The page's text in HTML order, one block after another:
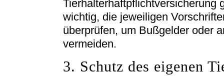
Tierhalterhaftpflichtversicherung
wichtig, die jeweiligen
überprüfen, um Bußgelder oder
vermeiden.
3. Schutz des eigenen